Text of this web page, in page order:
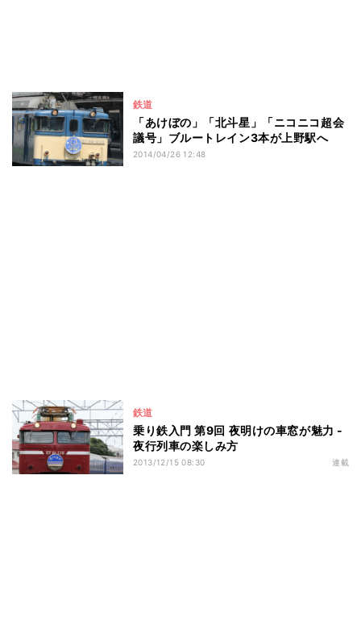
鉄道
「あけぼの」「北斗星」「ニコニコ超会
議号」ブルートレイン3本が上野駅へ
2014/04/26 12:48
鉄道
乗り鉄入門 第9回 夜明けの車窓が魅力 -
夜行列車の楽しみ方
2013/12/15 08:30 連載